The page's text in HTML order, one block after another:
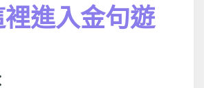
進入金句遊